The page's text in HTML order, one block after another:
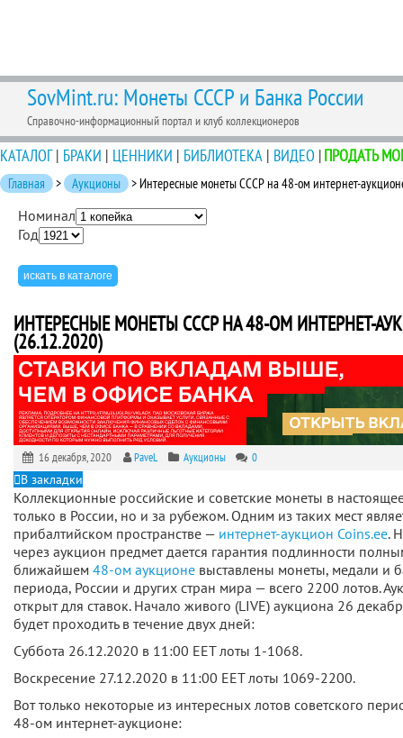
SovMint.ru: Монеты СССР и Банка России
Справочно-информационный портал и клуб коллекционеров
КАТАЛОГ| БРАКИ | ЦЕННИКИ | БИБЛИОТЕКА | ВИДЕО |ПРОДАТЬ
Главная > Аукционы > Интересные монеты СССР на 48-ом интернет-
Номинал
Год
ИНТЕРЕСНЫЕ МОНЕТЫ СССР НА 48-ОМ ИНТЕРНЕТ-
(26.12.2020)
16 декабря, 2020 PaveL Аукционы 0
В закладки
Коллекционные российские и советские монеты в
только в России, но и за рубежом. Одним из таких мест
прибалтийском пространстве — интернет-аукцион Coins.ee.
через аукцион предмет дается гарантия подлинности
ближайшем 48-ом аукционе выставлены монеты, медали и
периода, России и других стран мира — всего 2200 лотов.
открыт для ставок. Начало живого (LIVE) аукциона 26
будет проходить в течение двух дней:
Суббота 26.12.2020 в 11:00 EET лоты 1-1068.
Воскресение 27.12.2020 в 11:00 EET лоты 1069-2200.
Вот только некоторые из интересных лотов советского
48-ом интернет-аукционе: